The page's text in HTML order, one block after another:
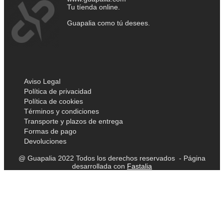
Tu tíenda online.
Guapalia como tú desees.
Aviso Legal
Política de privacidad
Política de cookies
Términos y condiciones
Transporte y plazos de entrega
Formas de pago
Devoluciones
@ Guapalia 2022 Todos los derechos reservados - Página
desarrollada con Fastalia